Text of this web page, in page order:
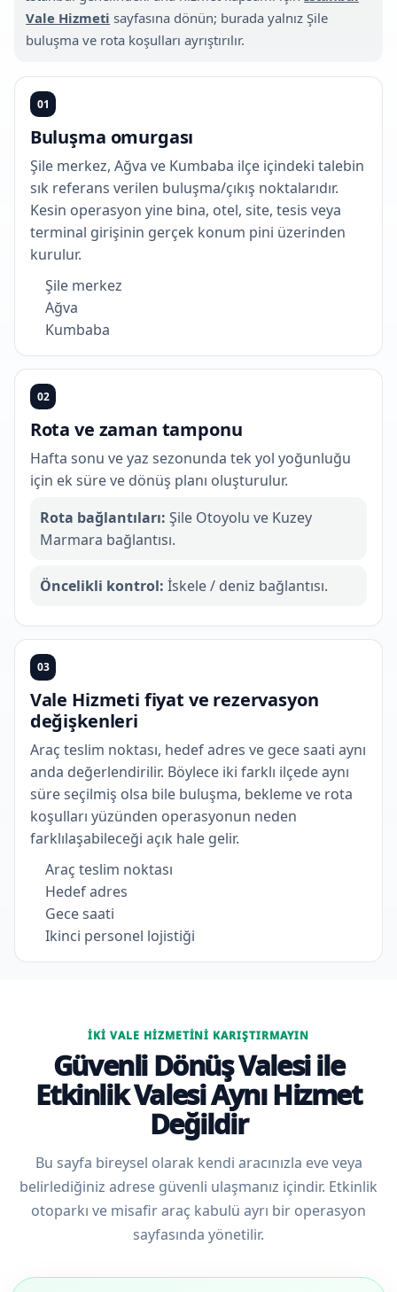
Vale Hizmeti sayfasına dönün; burada yalnız Şile
buluşma ve rota koşulları ayrıştırılır.
01
Buluşma omurgası
Şile merkez, Ağva ve Kumbaba ilçe içindeki talebin
sık referans verilen buluşma/çıkış noktalarıdır.
Kesin operasyon yine bina, otel, site, tesis veya
terminal girişinin gerçek konum pini üzerinden
kurulur.
Şile merkez
Ağva
Kumbaba
02
Rota ve zaman tamponu
Hafta sonu ve yaz sezonunda tek yol yoğunluğu
için ek süre ve dönüş planı oluşturulur.
Rota bağlantıları: Şile Otoyolu ve Kuzey
Marmara bağlantısı.
Öncelikli kontrol: İskele / deniz bağlantısı.
03
Vale Hizmeti fiyat ve rezervasyon
değişkenleri
Araç teslim noktası, hedef adres ve gece saati aynı
anda değerlendirilir. Böylece iki farklı ilçede aynı
süre seçilmiş olsa bile buluşma, bekleme ve rota
koşulları yüzünden operasyonun neden
farklılaşabileceği açık hale gelir.
Araç teslim noktası
Hedef adres
Gece saati
Ikinci personel lojistiği
İKI VALE HIZMETINI KARIŞTIRMAYIN
Güvenli Dönüş Valesi ile
Etkinlik Valesi Aynı Hizmet
Değildir
Bu sayfa bireysel olarak kendi aracınızla eve veya
belirlediğiniz adrese güvenli ulaşmanız içindir. Etkinlik
otoparkı ve misafir araç kabulü ayrı bir operasyon
sayfasında yönetilir.